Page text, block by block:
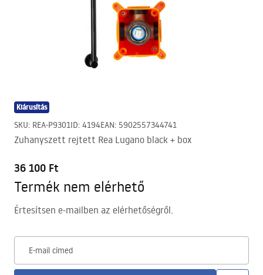
Kiárusítás
SKU: REA-P9301ID: 4194EAN: 5902557344741
Zuhanyszett rejtett Rea Lugano black + box
36 100 Ft
Termék nem elérhető
Értesítsen e-mailben az elérhetőségről.
E-mail címed